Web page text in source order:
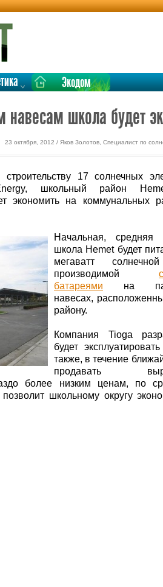
Экодом
навесам школа будет
23 октября, 2012 / Яков Золотов, Специалист по
17 солнечных
школьный район
на коммунальных
Начальная,
школа Hemet будет
мегаватт
производимой
батареями на
навесах,
району.
Компания Tioga
будет
также, в течение
продавать
более низким ценам, по
школьному округу